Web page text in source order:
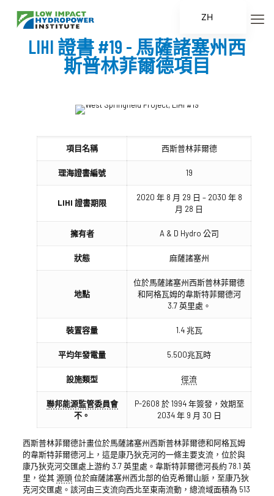
LIHI 證書 #19 - 馬薩諸塞州西
斯普林菲爾德項目
項目名稱 西斯普林菲爾德
理海證書編號 19
LIHI 證書期限
2020 年 8 月 29 日 – 2030 年 8
月 28 日
擁有者 A & D Hydro 公司
狀態 麻薩諸塞州
地點
位於馬薩諸塞州西斯普林菲爾德
和阿格瓦姆的韋斯特菲爾德河
3.7 英里處。
裝置容量 1.4 兆瓦
平均年發電量 5.500兆瓦時
設施類型 徑流
聯邦能源監管委員會
不。
P-2608 於 1994 年簽發，效期至
2034 年 9 月 30 日
西斯普林菲爾德計畫位於馬薩諸塞州西斯普林菲爾德和阿格瓦姆
的韋斯特菲爾德河上，這是康乃狄克河的一條主要支流，位於與
康乃狄克河交匯處上游約 3.7 英里處。韋斯特菲爾德河長約 78.1 英
里，從其源頭位於麻薩諸塞州西北部的伯克希爾山脈，至康乃狄
克河交匯處。該河由三支流向西北至東南流動，總流域面積為 513
ZH
EN
ES
FR